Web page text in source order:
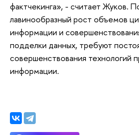
фактчекинга», - считает Жуков.
лавинообразный рост объемов
информации и
подделки данных, требуют
совершенствования технологий
информации.